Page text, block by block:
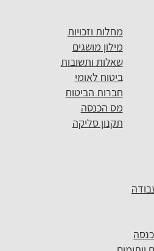
מחלות וזכויות
מילון מושגים
שאלות ותשובות
ביטוח לאומי
חברות הביטוח
מס הכנסה
תקנון סליקה